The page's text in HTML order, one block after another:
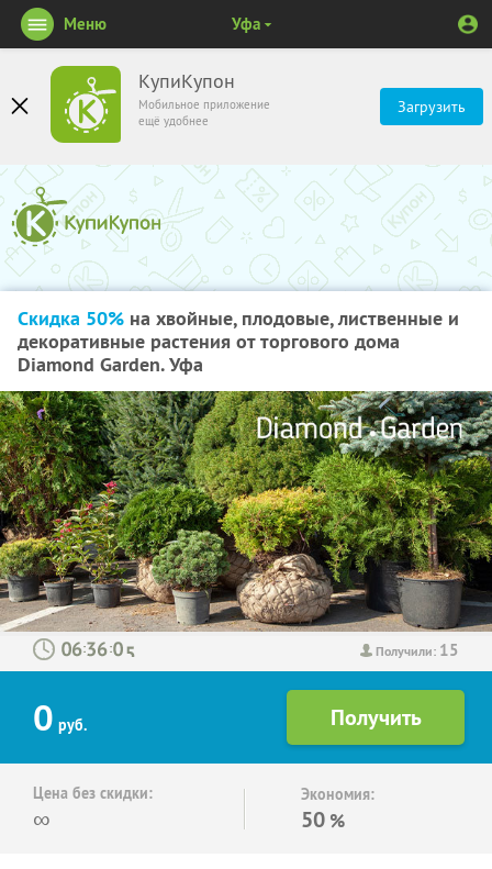
КупиКупон
Мобильное приложение
ещё удобнее
Загрузить
Меню Уфа
Скидка 50% на хвойные, плодовые, лиственные и
декоративные растения от торгового дома
Diamond Garden. Уфа
Получили: 15
: :
0 руб.
Цена без скидки:
∞
Экономия:
50 %